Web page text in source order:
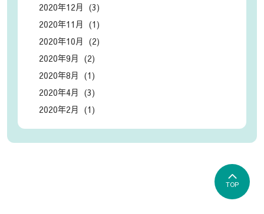
2020年12月 (3)
2020年11月 (1)
2020年10月 (2)
2020年9月 (2)
2020年8月 (1)
2020年4月 (3)
2020年2月 (1)
TOP